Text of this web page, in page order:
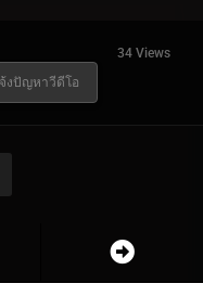
34 Views
งปัญหาวีดีโอ